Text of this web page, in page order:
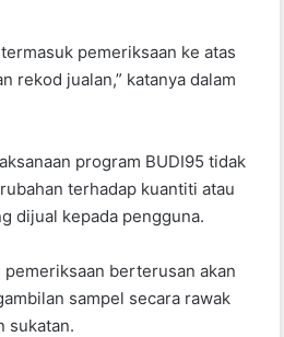
pemeriksaan ke atas
rekod jualan,” katanya dalam
program BUDI95 tidak
terhadap kuantiti atau
dijual kepada pengguna.
pemeriksaan berterusan akan
sampel secara rawak
sukatan.